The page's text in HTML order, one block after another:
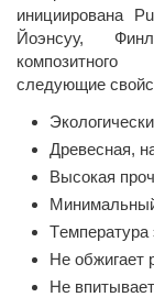
инициирована
Йоэнсуу,
следующие
Древесная,
Высокая
Tемпература
Не обжигает
Не